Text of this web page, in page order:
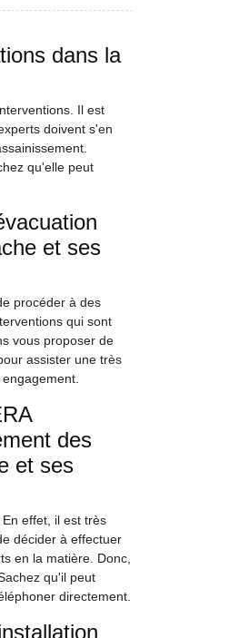
dans la
Il est
doivent s'en
qu'elle peut
et ses
procéder à des
qui sont
vous proposer de
assister une très
des
et ses
effet, il est très
décider à effectuer
en la matière. Donc,
qu'il peut
directement.